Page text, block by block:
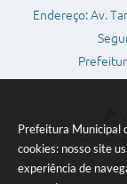
Prefeitura Municipal
cookies: nosso site
experiência de
Endereço: Av.
Portal